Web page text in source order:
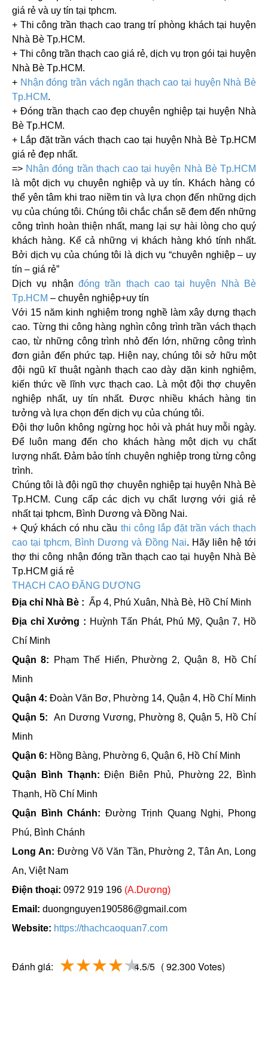
giá rẻ và uy tín tại tphcm.
+ Thi công trần thạch cao trang trí phòng kháchtại huyện
Nhà Bè Tp.HCM.
+ Thi công trần thạch cao giá rẻ, dịch vụ trọn gói tại huyện
Nhà Bè Tp.HCM.
+ Nhận đóng trần vách ngăn thạch caotại huyện Nhà Bè
Tp.HCM.
+ Đóng trần thạch cao đẹp chuyên nghiệptại huyện Nhà
Bè Tp.HCM.
+ Lắp đặt trần vách thạch cao tại huyện Nhà Bè Tp.HCM
giá rẻ đẹp nhất.
=> Nhận đóng trần thạch caotại huyện Nhà Bè Tp.HCM
là một dịch vụ chuyên nghiệp và uy tín. Khách hàng có
thể yên tâm khi trao niềm tin và lựa chọn đến những dịch
vụ của chúng tôi. Chúng tôi chắc chắn sẽ đem đến những
công trình hoàn thiện nhất, mang lại sự hài lòng cho quý
khách hàng. Kể cả những vị khách hàng khó tính nhất.
Bởi dịch vụ của chúng tôi là dịch vụ “chuyên nghiệp – uy
tín – giá rẻ”
Dịch vụ nhận đóng trần thạch caotại huyện Nhà Bè
Tp.HCM – chuyên nghiệp+uy tín
Với 15 năm kinh nghiệm trong nghề làm xây dựng thạch
cao. Từng thi công hàng nghìn công trình trần vách thạch
cao, từ những công trình nhỏ đến lớn, những công trình
đơn giản đến phức tạp. Hiện nay, chúng tôi sở hữu một
đội ngũ kĩ thuật ngành thạch cao dày dặn kinh nghiệm,
kiến thức về lĩnh vực thạch cao. Là một đội thợ chuyên
nghiệp nhất, uy tín nhất. Được nhiều khách hàng tin
tưởng và lựa chọn đến dịch vụ của chúng tôi.
Đội thợ luôn không ngừng học hỏi và phát huy mỗi ngày.
Để luôn mang đến cho khách hàng một dịch vụ chất
lượng nhất. Đảm bảo tính chuyên nghiệp trong từng công
trình.
Chúng tôi là đội ngũ thợ chuyên nghiệp tại huyện Nhà Bè
Tp.HCM. Cung cấp các dịch vụ chất lượng với giá rẻ
nhất tại tphcm, Bình Dương và Đồng Nai.
+ Quý khách có nhu cầu thi công lắp đặt trần vách thạch
cao tại tphcm, Bình Dương và Đồng Nai. Hãy liên hệ tới
thợ thi công nhận đóng trần thạch caotại huyện Nhà Bè
Tp.HCM giá rẻ
THẠCH CAO ĐĂNG DƯƠNG
Địa chỉ Nhà Bè : Ấp 4, Phú Xuân, Nhà Bè, Hồ Chí Minh
Địa chỉ Xưởng : Huỳnh Tấn Phát, Phú Mỹ, Quận 7, Hồ
Chí Minh
Quận 8:
Phạm Thế Hiển, Phường 2, Quận 8, Hồ Chí
Minh
Quận 4: Đoàn Văn Bơ, Phường 14, Quận 4, Hồ Chí Minh
Quận 5:
An Dương Vương, Phường 8, Quận 5, Hồ Chí
Minh
Quận 6: Hồng Bàng, Phường 6, Quận 6, Hồ Chí Minh
Quận Bình Thạnh: Điện Biên Phủ, Phường 22, Bình
Thạnh, Hồ Chí Minh
Quận Bình Chánh:Đường Trịnh Quang Nghị, Phong
Phú, Bình Chánh
Long An: Đường Võ Văn Tần, Phường 2, Tân An, Long
An, Việt Nam
Điện thoại: 0972 919 196 (A.Dương)
Email: duongnguyen190586@gmail.com
Website: https://thachcaoquan7.com
Đánh giá: 4.5/5 ( 92.300 Votes)